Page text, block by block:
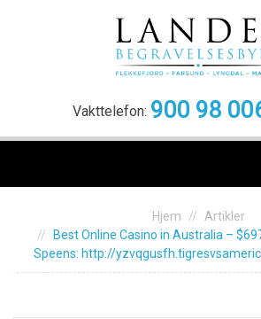
Vakttelefon: 900 98
Hjem
Artikler
Best Оnline Сasinо in Australia –
Spееns: http://